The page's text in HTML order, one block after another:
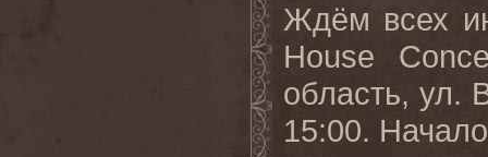
Ждём всех
House
область, ул.
15:00.